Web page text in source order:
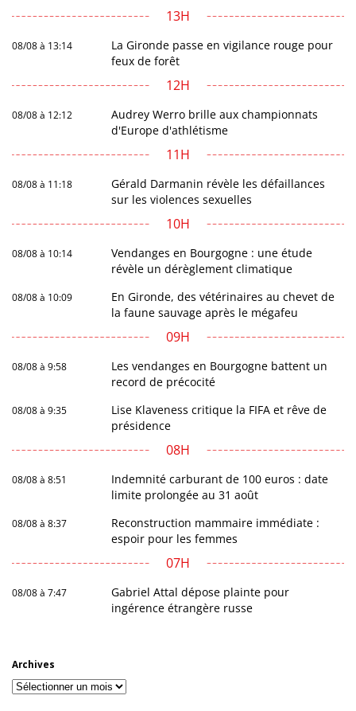
13H
08/08 à 13:14
La Gironde passe en vigilance rouge pour
feux de forêt
12H
08/08 à 12:12
Audrey Werro brille aux championnats
d'Europe d'athlétisme
11H
08/08 à 11:18
Gérald Darmanin révèle les défaillances
sur les violences sexuelles
10H
08/08 à 10:14
Vendanges en Bourgogne : une étude
révèle un dérèglement climatique
08/08 à 10:09
En Gironde, des vétérinaires au chevet de
la faune sauvage après le mégafeu
09H
08/08 à 9:58
Les vendanges en Bourgogne battent un
record de précocité
08/08 à 9:35
Lise Klaveness critique la FIFA et rêve de
présidence
08H
08/08 à 8:51
Indemnité carburant de 100 euros : date
limite prolongée au 31 août
08/08 à 8:37
Reconstruction mammaire immédiate :
espoir pour les femmes
07H
08/08 à 7:47
Gabriel Attal dépose plainte pour
ingérence étrangère russe
Archives
Archives